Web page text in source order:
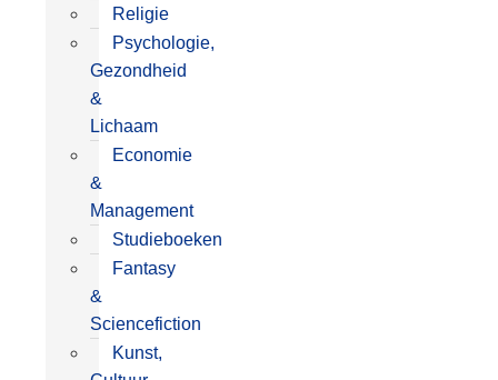
Religie
Psychologie,
Gezondheid
&
Lichaam
Economie
&
Management
Studieboeken
Fantasy
&
Sciencefiction
Kunst,